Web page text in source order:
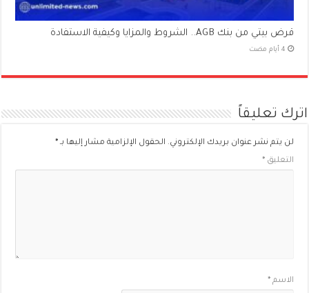
قرض بيتي من بنك AGB.. الشروط والمزايا وكيفية الاستفادة
اترك تعليقاً
لن يتم نشر عنوان بريدك الإلكتروني. الحقول الإلزامية مشار إليها بـ*
التعليق*
الاسم*